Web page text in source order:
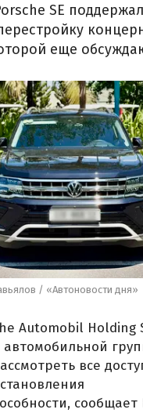
SE
еще
/ «Автоновости дня»
Automobil Holding
все